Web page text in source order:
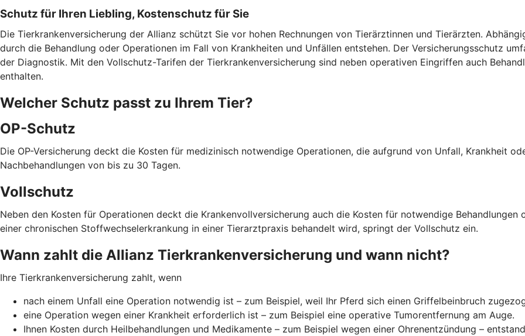
Schutz für Ihren Liebling, Kostenschutz für Sie
Die Tierkrankenversicherung der Allianz schützt Sie vor hohen Rechnungen von Tierärztinnen und Tierärzten.
durch die Behandlung oder Operationen im Fall von Krankheiten und Unfällen entstehen. Der Versicherungsschutz
der Diagnostik. Mit den Vollschutz-Tarifen der Tierkrankenversicherung sind neben operativen Eingriffen auch
enthalten.
Welcher Schutz passt zu Ihrem Tier?
OP-Schutz
Die OP-Versicherung deckt die Kosten für medizinisch notwendige Operationen, die aufgrund von Unfall, Krankheit
Nachbehandlungen von bis zu 30 Tagen.
Vollschutz
Neben den Kosten für Operationen deckt die Krankenvollversicherung auch die Kosten für notwendige Behandlungen
einer chronischen Stoffwechselerkrankung in einer Tierarztpraxis behandelt wird, springt der Vollschutz ein.
Wann zahlt die Allianz Tierkrankenversicherung und wann nicht?
Ihre Tierkrankenversicherung zahlt, wenn
nach einem Unfall eine Operation notwendig ist – zum Beispiel, weil Ihr Pferd sich einen Griffelbeinbruch
eine Operation wegen einer Krankheit erforderlich ist – zum Beispiel eine operative Tumorentfernung am Auge.
Ihnen Kosten durch Heilbehandlungen und Medikamente – zum Beispiel wegen einer Ohrenentzündung –